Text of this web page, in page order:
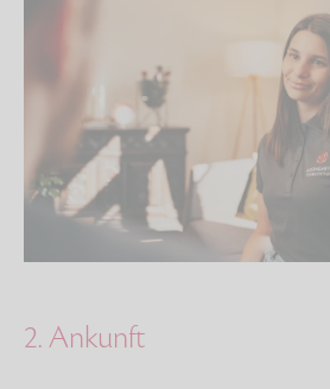
2. Ankunft